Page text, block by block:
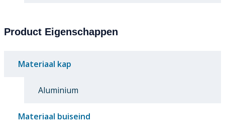
Product Eigenschappen
Materiaal kap
Aluminium
Materiaal buiseind